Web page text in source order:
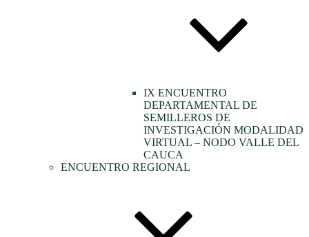
IX ENCUENTRO
DEPARTAMENTAL DE
SEMILLEROS DE
INVESTIGACIÓN MODALIDAD
VIRTUAL – NODO VALLE DEL
CAUCA
ENCUENTRO REGIONAL